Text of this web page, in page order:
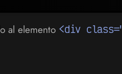
al elemento <div